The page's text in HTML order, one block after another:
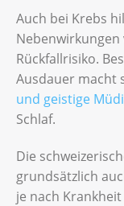
Auch bei Krebs
Rückfallrisiko.
Ausdauer macht
und geistige
Schlaf.
Die
grundsätzlich
je nach